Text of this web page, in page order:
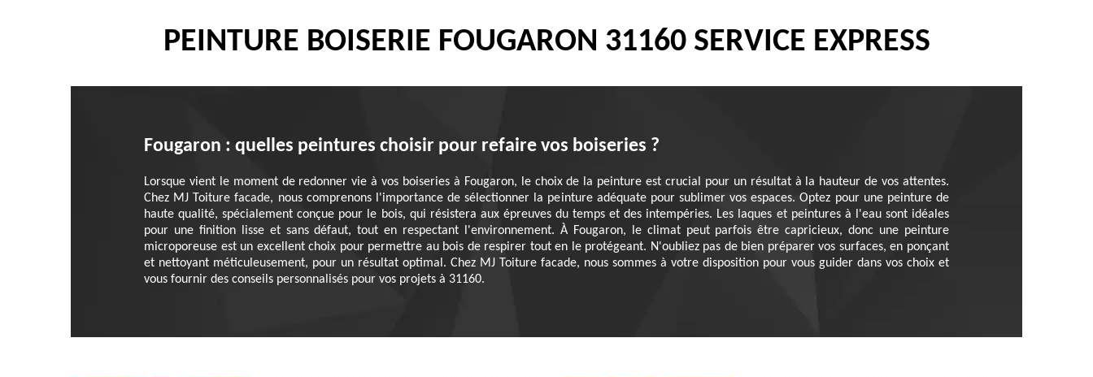
PEINTURE BOISERIE FOUGARON 31160 SERVICE EXPRESS
Fougaron : quelles peintures choisir pour refaire vos boiseries ?
Lorsque vient le moment de redonner vie à vos boiseries à Fougaron, le choix de la peinture est crucial pour un résultat à la hauteur de vos attentes.
Chez MJ Toiture facade, nous comprenons l'importance de sélectionner la peinture adéquate pour sublimer vos espaces. Optez pour une peinture de
haute qualité, spécialement conçue pour le bois, qui résistera aux épreuves du temps et des intempéries. Les laques et peintures à l'eau sont idéales
pour une finition lisse et sans défaut, tout en respectant l'environnement. À Fougaron, le climat peut parfois être capricieux, donc une peinture
microporeuse est un excellent choix pour permettre au bois de respirer tout en le protégeant. N'oubliez pas de bien préparer vos surfaces, en ponçant
et nettoyant méticuleusement, pour un résultat optimal. Chez MJ Toiture facade, nous sommes à votre disposition pour vous guider dans vos choix et
vous fournir des conseils personnalisés pour vos projets à 31160.